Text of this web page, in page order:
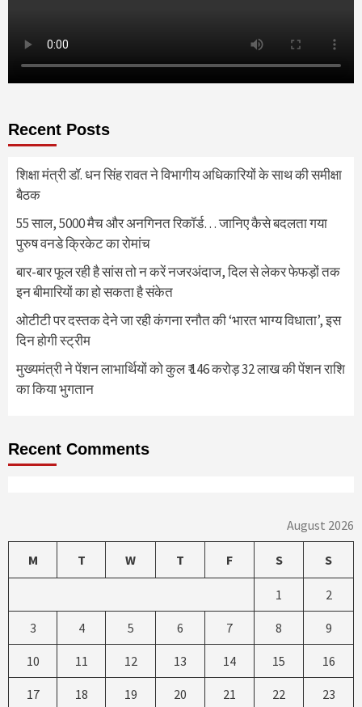
Recent Posts
शिक्षा मंत्री डॉ. धन सिंह रावत ने विभागीय अधिकारियों के साथ की समीक्षा
बैठक
55 साल, 5000 मैच और अनगिनत रिकॉर्ड… जानिए कैसे बदलता गया
पुरुष वनडे क्रिकेट का रोमांच
बार-बार फूल रही है सांस तो न करें नजरअंदाज, दिल से लेकर फेफड़ों तक
इन बीमारियों का हो सकता है संकेत
ओटीटी पर दस्तक देने जा रही कंगना रनौत की ‘भारत भाग्य विधाता’, इस
दिन होगी स्ट्रीम
मुख्यमंत्री ने पेंशन लाभार्थियों को कुल ₹ 146 करोड़ 32 लाख की पेंशन राशि
का किया भुगतान
Recent Comments
August 2026
M T W T F S S
1 2
3 4 5 6 7 8 9
10 11 12 13 14 15 16
17 18 19 20 21 22 23